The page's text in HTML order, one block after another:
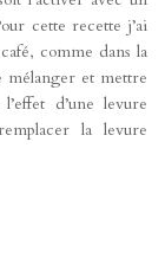
cette recette j’ai
comme dans la
mélanger et mettre
d’une levure
la levure